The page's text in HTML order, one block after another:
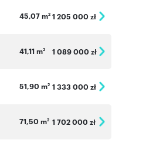
45,07 m2 1 205 000 zł
41,11 m2 1 089 000 zł
51,90 m2 1 333 000 zł
71,50 m2 1 702 000 zł